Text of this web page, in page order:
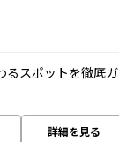
るスポットを徹底ガ
詳細を見る